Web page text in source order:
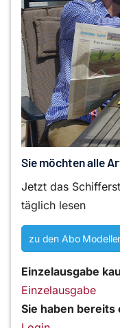
Sie möchten alle
Jetzt das
täglich lesen
zu den Abo
Einzelausgabe
Einzelausgabe
Sie haben bereits